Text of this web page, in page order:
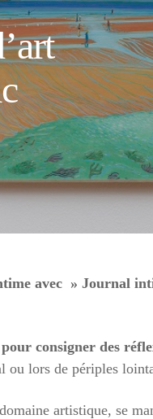
avec » Journal
consigner des
ou lors de périples
artistique, se